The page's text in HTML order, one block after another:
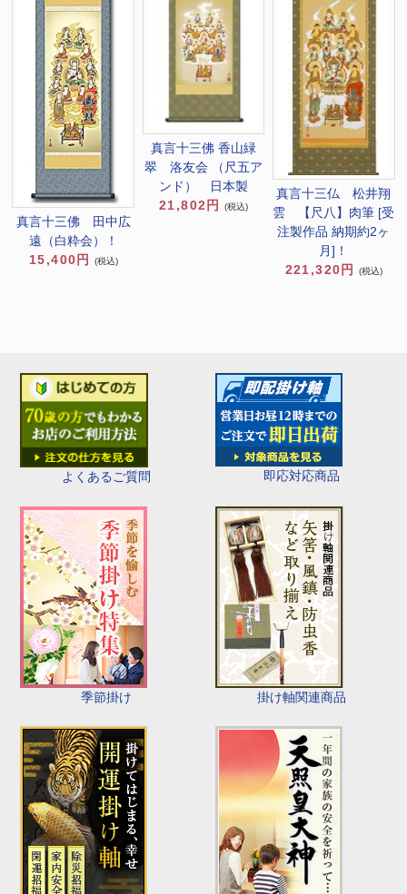
よくあるご質問 即応対応商品
季節掛け 掛け軸関連商品
真言十三佛 田中広
遠（白粋会）！
15,400円
(税込)
真言十三佛 香山緑
翠 洛友会 （尺五ア
ンド） 日本製
21,802円
(税込)
真言十三仏 松井翔
雲 【尺八】肉筆 [受
注製作品 納期約2ヶ
月]！
221,320円
(税込)